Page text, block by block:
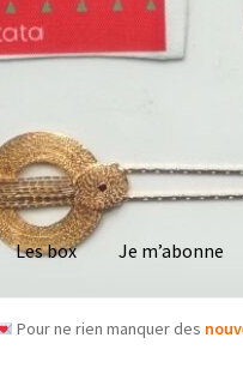
Les box Je m’abonne
Pour ne rien manquer des